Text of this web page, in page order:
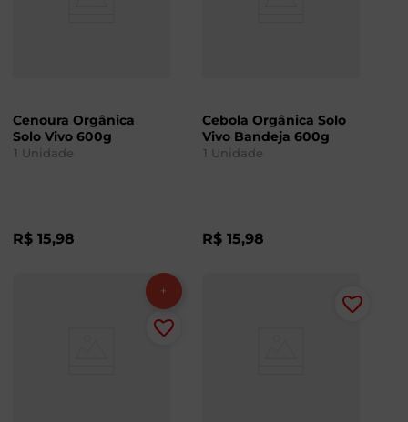
Cenoura Orgânica
Solo Vivo 600g
1 Unidade
R$ 15,98
Cebola Orgânica Solo
Vivo Bandeja 600g
1 Unidade
R$ 15,98